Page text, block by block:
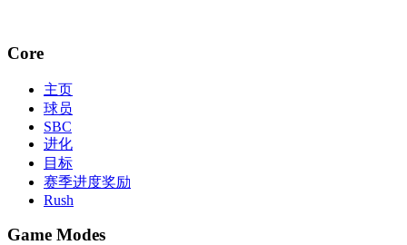
Core
主页
球员
SBC
进化
目标
赛季进度奖励
Rush
Game Modes